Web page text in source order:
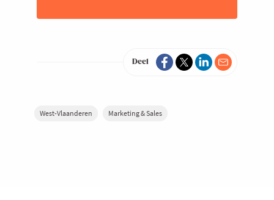
Deel
West-Vlaanderen Marketing & Sales